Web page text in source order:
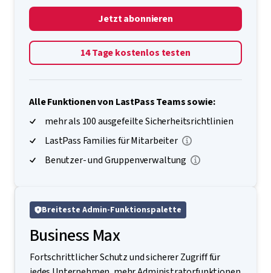
Jetzt abonnieren
14 Tage kostenlos testen
Alle Funktionen von LastPass Teams sowie:
mehr als 100 ausgefeilte Sicherheitsrichtlinien
LastPass Families für Mitarbeiter
Benutzer- und Gruppenverwaltung
Breiteste Admin-Funktionspalette
Business Max
Fortschrittlicher Schutz und sicherer Zugriff für